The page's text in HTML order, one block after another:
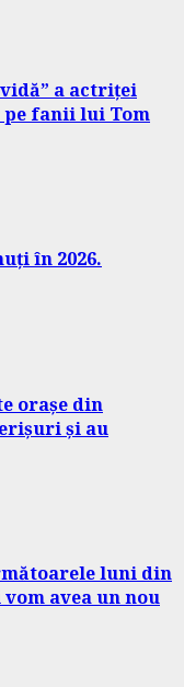
a actriței
pe fanii lui Tom
în 2026.
orașe din
și au
luni din
avea un nou